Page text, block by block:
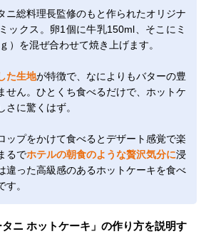
ニ総料理長監修のもと作られたオリジナ
ックス。卵1個に牛乳150ml、そこにミ
）を混ぜ合わせて焼き上げます。
た生地が特徴で、なによりもバターの豊
せん。ひとくち食べるだけで、ホットケ
さに驚くはず。
ップをかけて食べるとデザート感覚で楽
るでホテルの朝食のような贅沢気分に浸
違った高級感のあるホットケーキを食べ
。
タニ ホットケーキ」の作り方を説明す